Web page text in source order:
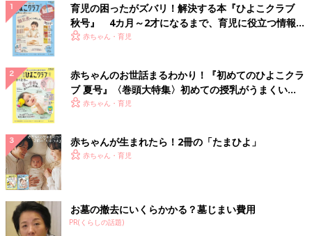
育児の困ったがズバリ！解決する本『ひよこクラブ
秋号』 4カ月～2才になるまで、育児に役立つ情報が
いっぱい！
赤ちゃん・育児
赤ちゃんのお世話まるわかり！『初めてのひよこクラ
ブ 夏号』〈巻頭大特集〉初めての授乳がうまくい
く！ おっぱい・ミルクの基本と夏のトラブル 解決テ
赤ちゃん・育児
赤ちゃんが生まれたら！2冊の「たまひよ」
赤ちゃん・育児
お墓の撤去にいくらかかる？墓じまい費用
PR(くらしの話題)